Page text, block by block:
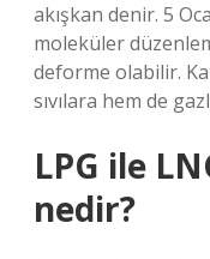
akışkan denir. 5
moleküler
deforme olabilir.
sıvılara hem de
LPG ile
nedir?